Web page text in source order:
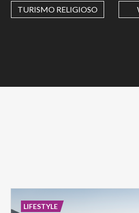
TURISMO RELIGIOSO
LIFESTYLE